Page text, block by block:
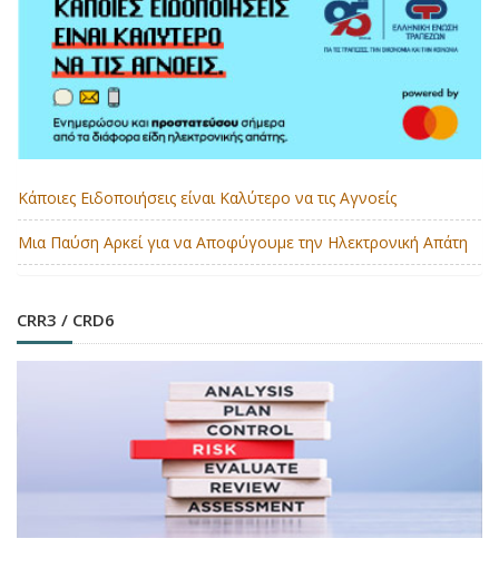
Κάποιες Ειδοποιήσεις είναι Καλύτερο να τις Αγνοείς
Μια Παύση Αρκεί για να Αποφύγουμε την Ηλεκτρονική Απάτη
CRR3 / CRD6